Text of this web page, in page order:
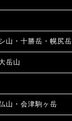
山・十勝岳・幌尻岳
岳山
山・会津駒ヶ岳